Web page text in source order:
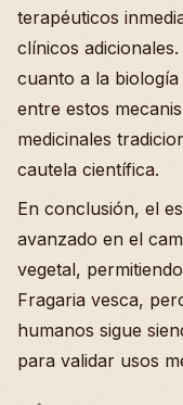
terapéuticos
clínicos
cuanto a la
entre estos
medicinales
cautela científica.
En conclusión, el
avanzado en el
vegetal,
Fragaria vesca,
humanos sigue
para validar usos